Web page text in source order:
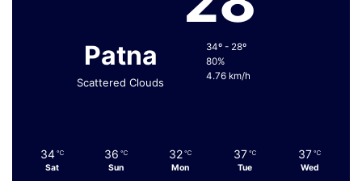
Patna
Scattered Clouds
34º - 28º
80%
4.76 km/h
34 ℃
Sat
36 ℃
Sun
32 ℃
Mon
37 ℃
Tue
37 ℃
Wed